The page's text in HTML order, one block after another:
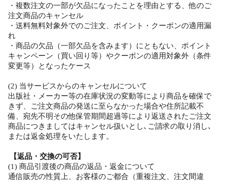
・複数注文の一部が欠品になったことを理由とする、他のご
注文商品のキャンセル
・送料無料対象外でのご注文、ポイント・クーポンの適用漏
れ
・商品の欠品（一部欠品を含みます）にともない、ポイント
キャンペーン（買い回り等）やクーポンの適用対象外（条件
変更等）となったケース
(2) 当サービスからのキャンセルについて
出版社・メーカー等の在庫状況の変動等により商品を確保で
きず、ご注文商品の発送に至らなかった場合や住所記載不
備、宛先不明その他保管期間超過等により返送されたご注文
商品につきましてはキャンセル扱いとし､ご請求の取り消し､
または返金処理をいたします。
【返品・交換の可否】
(1) 商品引渡後の商品の返品・返金について
通信販売の性質上、お客様のご都合（重複注文、注文間違